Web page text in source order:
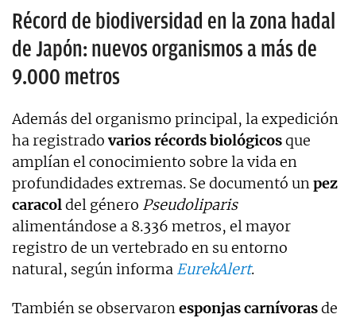
Récord de biodiversidad en la zona hadal
de Japón: nuevos organismos a más de
9.000 metros
Además del organismo principal, la expedición
ha registradovarios récords biológicosque
amplían el conocimiento sobre la vida en
profundidades extremas. Se documentó unpez
caracoldel género Pseudoliparis
alimentándose a 8.336 metros, el mayor
registro de un vertebrado en su entorno
natural, según informa EurekAlert.
También se observaronesponjas carnívorasde